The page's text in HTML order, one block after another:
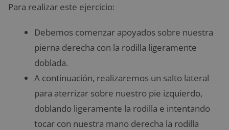
Para realizar este ejercicio:
Debemos comenzar apoyados sobre nuestra
pierna derecha con la rodilla ligeramente
doblada.
A continuación, realizaremos un salto lateral
para aterrizar sobre nuestro pie izquierdo,
doblando ligeramente la rodilla e intentando
tocar con nuestra mano derecha la rodilla